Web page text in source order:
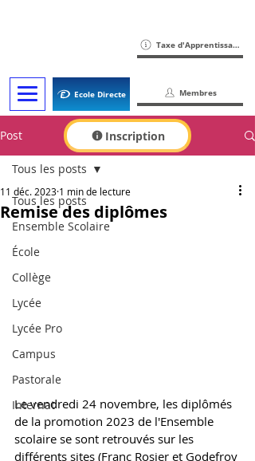
Ecole Directe
Taxe d'Apprentissage
Membres
Inscription
Post
Tous les posts
Ensemble Scolaire
École
Collège
Lycée
Lycée Pro
Campus
Pastorale
Internat
Tous les posts
Remise des diplômes
11 déc. 2023 1 min de lecture
Le vendredi 24 novembre, les diplômés
de la promotion 2023 de l'Ensemble
scolaire se sont retrouvés sur les
différents sites (Franc Rosier et Godefroy